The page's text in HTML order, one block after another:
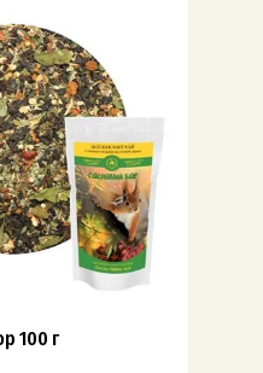
100 г